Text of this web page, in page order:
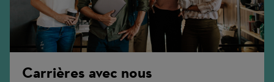
Carrières avec nous